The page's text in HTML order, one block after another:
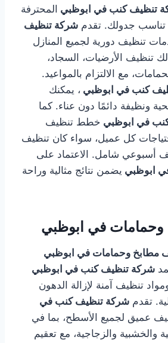
تنظيف كنب في ابوظبي المحترفة
تناسب جدولك. تقدم شركة تنظيف
تنظيف دورية لجميع المنازل
تنظيف الأرضيات، السجاد،
مع الالتزام بالمواعيد.
كنب في ابوظبي ، يمكنك
ونظيفة دائمًا دون عناء. كما
في ابوظبي خطط تنظيف
كل عميل، سواء كان تنظيف
أسبوعي شامل. الاعتماد على
ابوظبي يضمن نتائج مثالية وراحة
في ابوظبي
مطابخ وحمامات في ابوظبي
شركة تنظيف كنب في ابوظبي
تنظيف آمنة لإزالة الدهون
تقدم شركة تنظيف كنب في
عميق لجميع الأسطح، بما في
والخشبية والزجاجية، مع تعقيم